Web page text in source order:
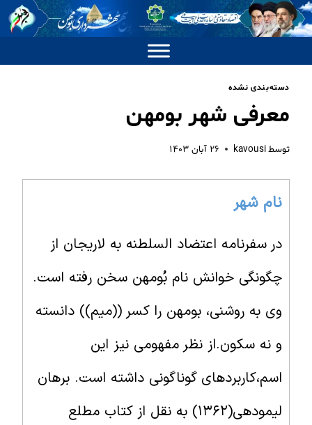
دسته‌بندی نشده
معرفی شهر بومهن
توسطkavousi ۲۶ آبان ۱۴۰۳
نام شهر
در سفرنامه اعتضاد السلطنه به لاریجان از
چگونگی خوانش نام بُومهن سخن رفته است.
وی به روشنی، بومهن را کسر ((میم)) دانسته
و نه سکون.از نظر مفهومی نیز این
اسم،کاربردهای گوناگونی داشته است. برهان
لیمودهی(۱۳۶۲) به نقل از کتاب مطلع